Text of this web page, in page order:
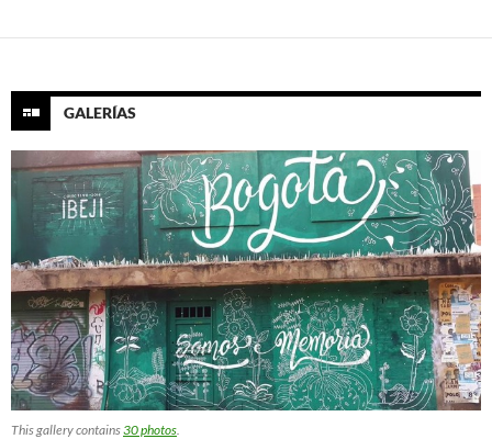
GALERÍAS
This gallery contains30 photos